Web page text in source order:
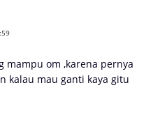
mampu om ,karena pernya
kalau mau ganti kaya gitu